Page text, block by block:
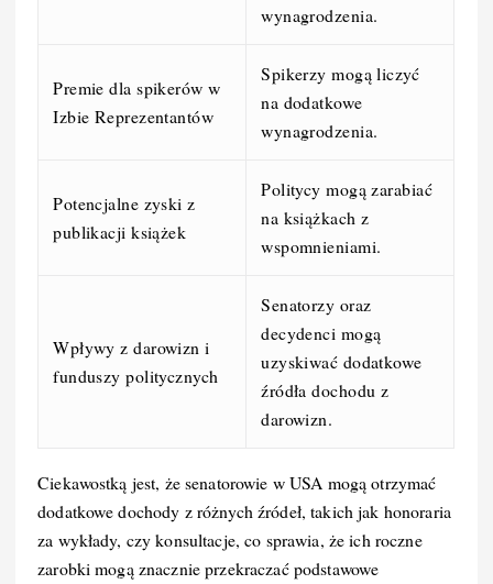
wynagrodzenia.
Premie dla spikerów w
Izbie Reprezentantów
Spikerzy mogą liczyć
na dodatkowe
wynagrodzenia.
Potencjalne zyski z
publikacji książek
Politycy mogą zarabiać
na książkach z
wspomnieniami.
Wpływy z darowizn i
funduszy politycznych
Senatorzy oraz
decydenci mogą
uzyskiwać dodatkowe
źródła dochodu z
darowizn.
Ciekawostką jest, że senatorowie w USA mogą otrzymać
dodatkowe dochody z różnych źródeł, takich jak honoraria
za wykłady, czy konsultacje, co sprawia, że ich roczne
zarobki mogą znacznie przekraczać podstawowe